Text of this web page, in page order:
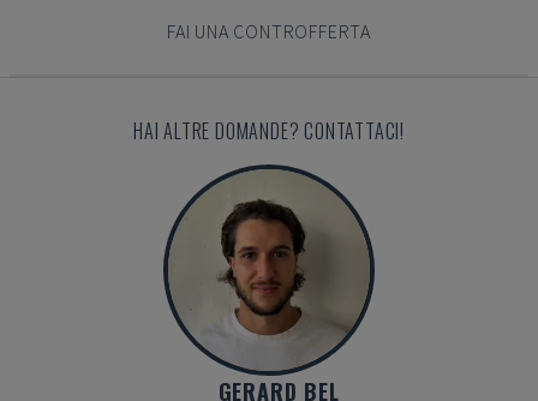
FAI UNA CONTROFFERTA
HAI ALTRE DOMANDE? CONTATTACI!
GERARD BEL